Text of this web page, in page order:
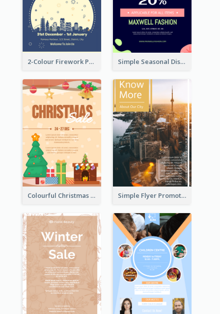
2-Colour Firework Performance With City Background Simple Seasonal Discount Offer Flyer Design Idea
Colourful Christmas Sale Flyer With Decorations Simple Flyer Promoting City